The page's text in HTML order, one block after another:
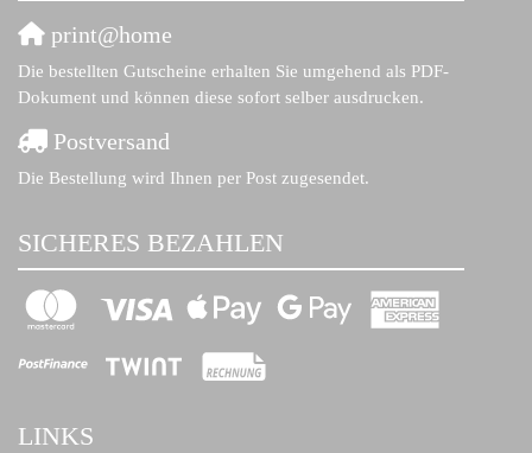
print@home
Die bestellten Gutscheine erhalten Sie umgehend als PDF-
Dokument und können diese sofort selber ausdrucken.
Postversand
Die Bestellung wird Ihnen per Post zugesendet.
SICHERES BEZAHLEN
LINKS